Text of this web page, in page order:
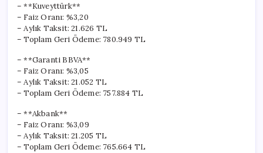
– **Kuveyttürk**
– Faiz Oranı: %3,20
– Aylık Taksit: 21.626 TL
– Toplam Geri Ödeme: 780.949 TL
– **Garanti BBVA**
– Faiz Oranı: %3,05
– Aylık Taksit: 21.052 TL
– Toplam Geri Ödeme: 757.884 TL
– **Akbank**
– Faiz Oranı: %3,09
– Aylık Taksit: 21.205 TL
– Toplam Geri Ödeme: 765.664 TL